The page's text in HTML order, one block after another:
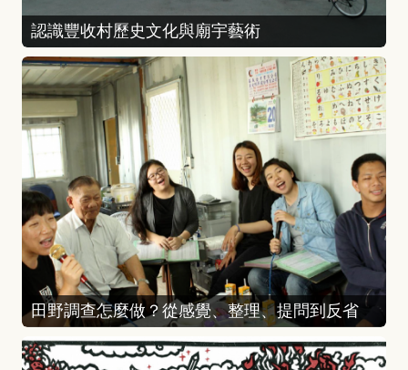
認識豐收村歷史文化與廟宇藝術
田野調查怎麼做？從感覺、整理、提問到反省